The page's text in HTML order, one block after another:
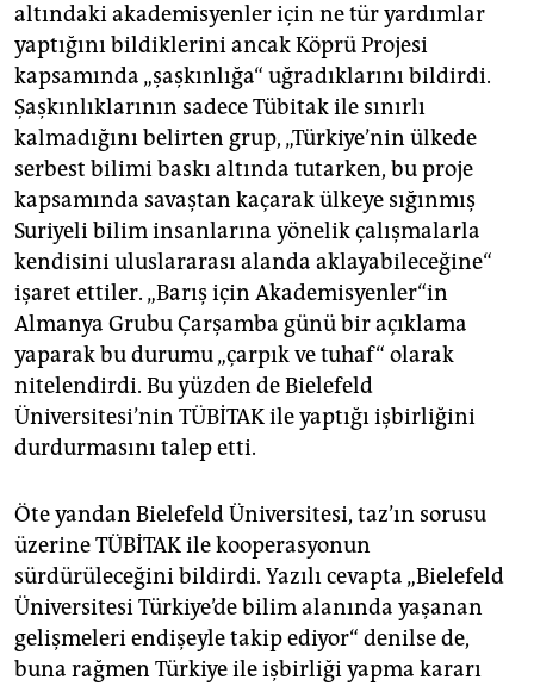
altındaki akademisyenler için ne tür yardımlar
yaptığını bildiklerini ancak Köprü Projesi
kapsamında „şaşkınlığa“ uğradıklarını bildirdi.
Şaşkınlıklarının sadece Tübitak ile sınırlı
kalmadığını belirten grup, „Türkiye’nin ülkede
serbest bilimi baskı altında tutarken, bu proje
kapsamında savaştan kaçarak ülkeye sığınmış
Suriyeli bilim insanlarına yönelik çalışmalarla
kendisini uluslararası alanda aklayabileceğine“
işaret ettiler. „Barış için Akademisyenler“in
Almanya Grubu Çarşamba günü bir açıklama
yaparak bu durumu „çarpık ve tuhaf“ olarak
nitelendirdi. Bu yüzden de Bielefeld
Üniversitesi’nin TÜBİTAK ile yaptığı işbirliğini
durdurmasını talep etti.
Öte yandan Bielefeld Üniversitesi, taz’ın sorusu
üzerine TÜBİTAK ile kooperasyonun
sürdürüleceğini bildirdi. Yazılı cevapta „Bielefeld
Üniversitesi Türkiye’de bilim alanında yaşanan
gelişmeleri endişeyle takip ediyor“ denilse de,
buna rağmen Türkiye ile işbirliği yapma kararı